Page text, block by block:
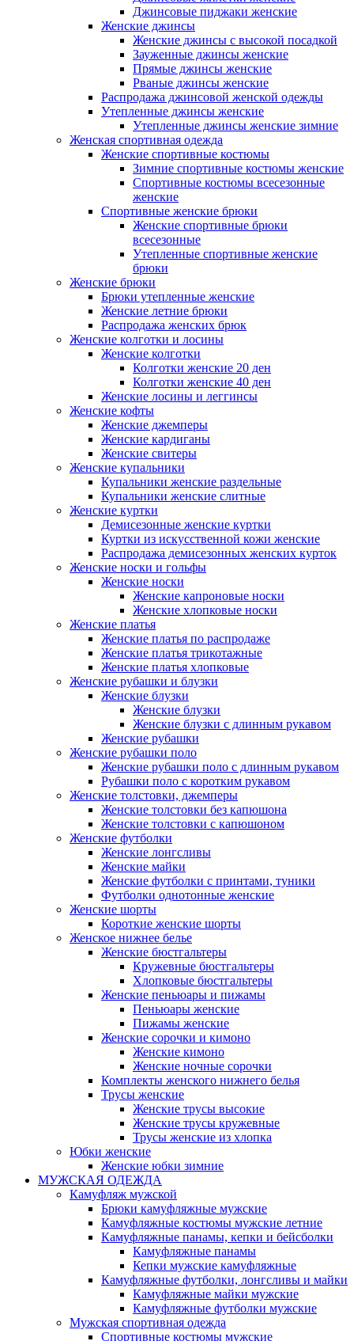
Джинсовые пиджаки женские
Женские джинсы
Женские джинсы с высокой посадкой
Зауженные джинсы женские
Прямые джинсы женские
Рваные джинсы женские
Распродажа джинсовой женской одежды
Утепленные джинсы женские
Утепленные джинсы женские зимние
Женская спортивная одежда
Женские спортивные костюмы
Зимние спортивные костюмы женские
Спортивные костюмы всесезонные
женские
Спортивные женские брюки
Женские спортивные брюки
всесезонные
Утепленные спортивные женские
брюки
Женские брюки
Брюки утепленные женские
Женские летние брюки
Распродажа женских брюк
Женские колготки и лосины
Женские колготки
Колготки женские 20 ден
Колготки женские 40 ден
Женские лосины и леггинсы
Женские кофты
Женские джемперы
Женские кардиганы
Женские свитеры
Женские купальники
Купальники женские раздельные
Купальники женские слитные
Женские куртки
Демисезонные женские куртки
Куртки из искусственной кожи женские
Распродажа демисезонных женских курток
Женские носки и гольфы
Женские носки
Женские капроновые носки
Женские хлопковые носки
Женские платья
Женские платья по распродаже
Женские платья трикотажные
Женские платья хлопковые
Женские рубашки и блузки
Женские блузки
Женские блузки
Женские блузки с длинным рукавом
Женские рубашки
Женские рубашки поло
Женские рубашки поло с длинным рукавом
Рубашки поло с коротким рукавом
Женские толстовки, джемперы
Женские толстовки без капюшона
Женские толстовки с капюшоном
Женские футболки
Женские лонгсливы
Женские майки
Женские футболки с принтами, туники
Футболки однотонные женские
Женские шорты
Короткие женские шорты
Женское нижнее белье
Женские бюстгальтеры
Кружевные бюстгальтеры
Хлопковые бюстгальтеры
Женские пеньюары и пижамы
Пеньюары женские
Пижамы женские
Женские сорочки и кимоно
Женские кимоно
Женские ночные сорочки
Комплекты женского нижнего белья
Трусы женские
Женские трусы высокие
Женские трусы кружевные
Трусы женские из хлопка
Юбки женские
Женские юбки зимние
МУЖСКАЯ ОДЕЖДА
Камуфляж мужской
Брюки камуфляжные мужские
Камуфляжные костюмы мужские летние
Камуфляжные панамы, кепки и бейсболки
Камуфляжные панамы
Кепки мужские камуфляжные
Камуфляжные футболки, лонгсливы и майки
Камуфляжные майки мужские
Камуфляжные футболки мужские
Мужская спортивная одежда
Спортивные костюмы мужские